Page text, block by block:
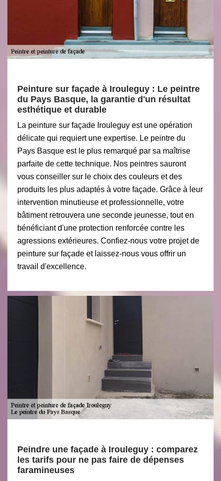
Peinture sur façade à Irouleguy : Le peintre
du Pays Basque, la garantie d'un résultat
esthétique et durable
La peinture sur façade Irouleguy est une opération
délicate qui requiert une expertise. Le peintre du
Pays Basque est le plus remarqué par sa maîtrise
parfaite de cette technique. Nos peintres sauront
vous conseiller sur le choix des couleurs et des
produits les plus adaptés à votre façade. Grâce à leur
intervention minutieuse et professionnelle, votre
bâtiment retrouvera une seconde jeunesse, tout en
bénéficiant d'une protection renforcée contre les
agressions extérieures. Confiez-nous votre projet de
peinture sur façade et laissez-nous vous offrir un
travail d'excellence.
Peindre une façade à Irouleguy : comparez
les tarifs pour ne pas faire de dépenses
faramineuses